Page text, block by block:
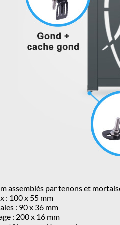
assemblés par tenons et
: 100 x 55 mm
: 90 x 36 mm
: 200 x 16 mm